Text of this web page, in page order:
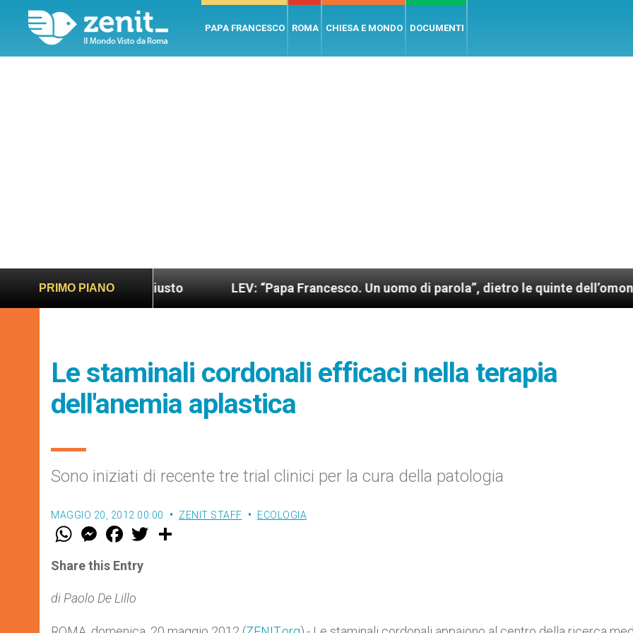
PAPA FRANCESCO ROMA CHIESA E MONDO DOCUMENTI
PRIMO PIANO
più sano e giusto LEV: “Papa Francesco. Un uomo di parola”, dietro le quinte dell’omonimo film di
Le staminali cordonali efficaci nella terapia
dell'anemia aplastica
Sono iniziati di recente tre trial clinici per la cura della patologia
MAGGIO 20, 2012 00:00 ZENIT STAFF ECOLOGIA
W
t
s
p
p
M
e
s
e
g
e
F
a
e
b
o
k
w
Share this Entry
di Paolo De Lillo